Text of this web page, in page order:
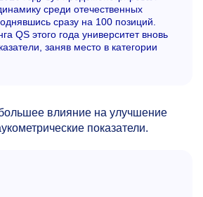
среди отечественных
сразу на 100 позиций.
QS этого года университет вновь
заняв место в категории
влияние на улучшение
показатели.